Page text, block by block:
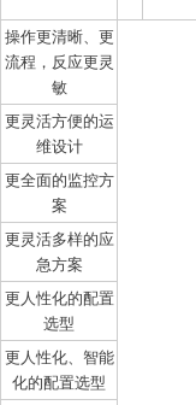
操作更清晰、更
流程，反应更灵
敏
更灵活方便的运
维设计
更全面的监控方
案
更灵活多样的应
急方案
更人性化的配置
选型
更人性化、智能
化的配置选型